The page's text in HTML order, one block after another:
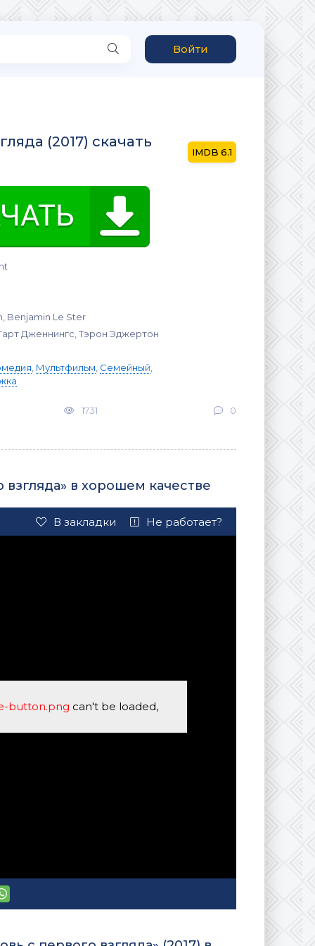
Войти
(2017) скачать
6.1
Benjamin Le Ster
Дженнингс, Тэрон Эджертон
Мультфильм Семейный
1731 0
в хорошем качестве
В закладки Не работает?
button.png can't be loaded,